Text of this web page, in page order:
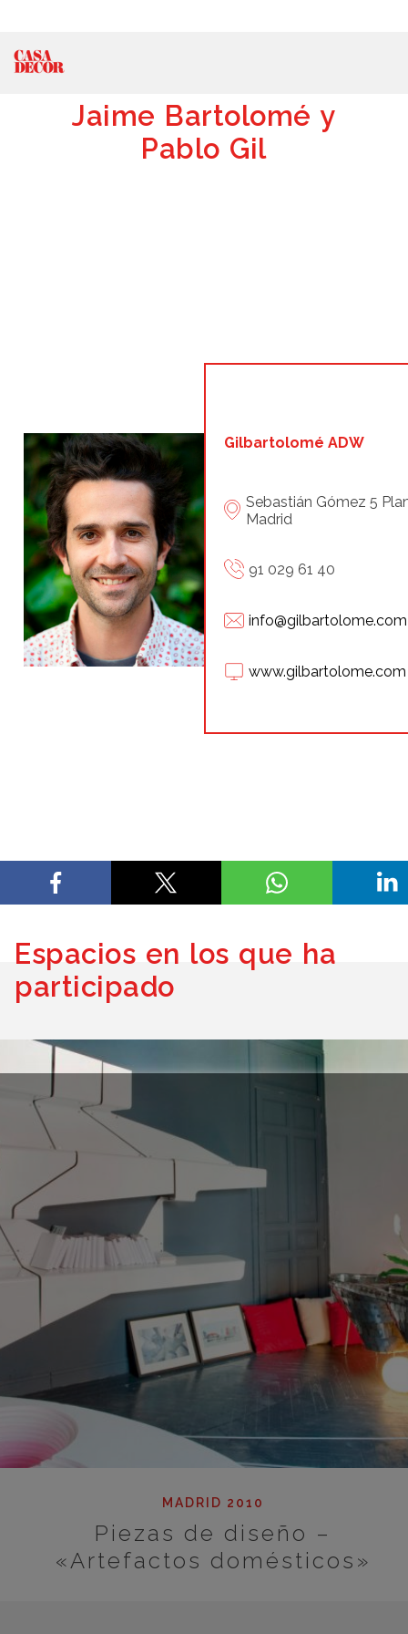
Jaime Bartolomé y
Pablo Gil
Gilbartolomé ADW
Sebastián Gómez 5
Madrid
91 029 61 40
info@gilbartolome.com
www.gilbartolome.com
Espacios en los que ha
participado
MADRID 2010
Piezas de diseño –
«Artefactos domésticos»